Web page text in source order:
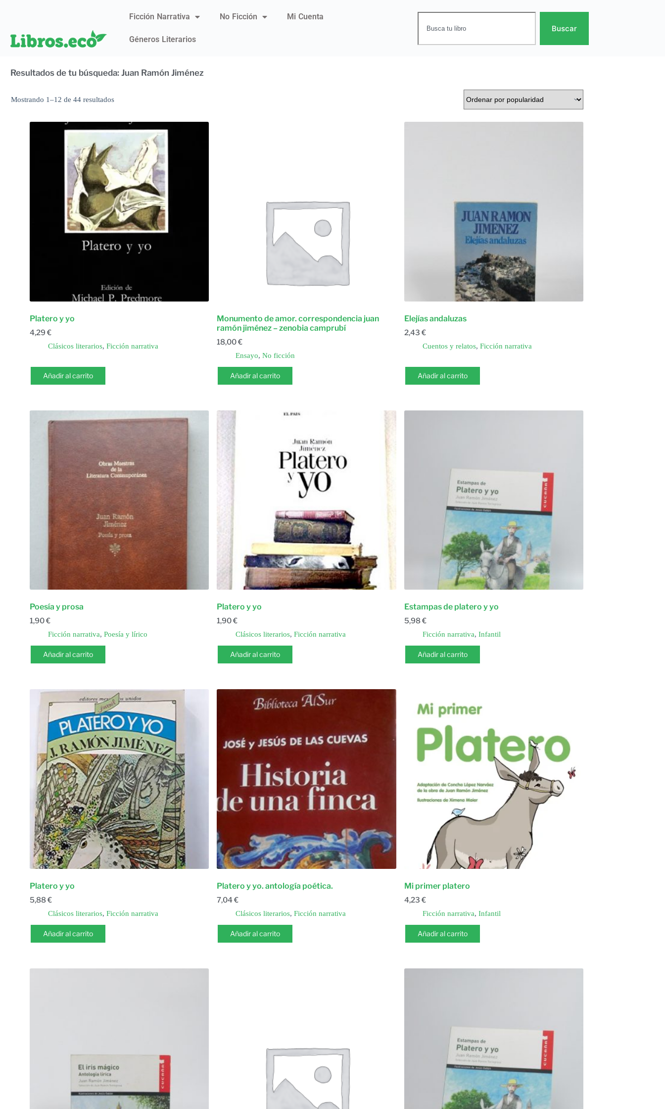
Ficción Narrativa No Ficción Mi Cuenta
Géneros Literarios
Buscar
Resultados de tu búsqueda: Juan Ramón Jiménez
Mostrando 1–12 de 44 resultados
Platero y yo
4,29 €
Clásicos literarios, Ficción narrativa
Añadir al carrito
Monumento de amor. correspondencia juan
ramón jiménez – zenobia camprubí
18,00€
Ensayo, No ficción
Añadir al carrito
Elejías andaluzas
2,43 €
Cuentos y relatos, Ficción narrativa
Añadir al carrito
Poesía y prosa
1,90€
Ficción narrativa, Poesía y lírico
Añadir al carrito
Platero y yo
1,90€
Clásicos literarios, Ficción narrativa
Añadir al carrito
Estampas de platero y yo
5,98€
Ficción narrativa, Infantil
Añadir al carrito
Platero y yo
5,88€
Clásicos literarios, Ficción narrativa
Añadir al carrito
Platero y yo. antología poética.
7,04€
Clásicos literarios, Ficción narrativa
Añadir al carrito
Mi primer platero
4,23 €
Ficción narrativa, Infantil
Añadir al carrito